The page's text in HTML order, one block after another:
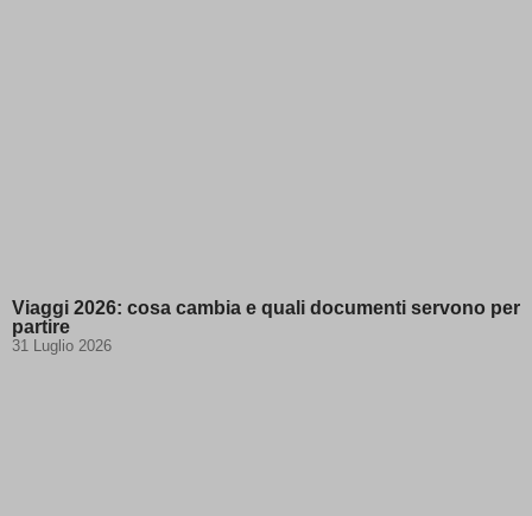
Viaggi 2026: cosa cambia e quali documenti servono per
partire
31 Luglio 2026